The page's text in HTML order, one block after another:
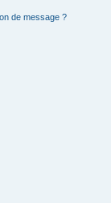
de message ?